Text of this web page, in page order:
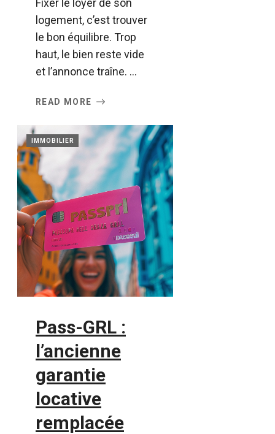
logement, c’est trouver
le bon équilibre. Trop
haut, le bien reste vide
et l’annonce traîne. ...
READ MORE
IMMOBILIER
Pass-GRL :
l’ancienne
garantie
locative
remplacée